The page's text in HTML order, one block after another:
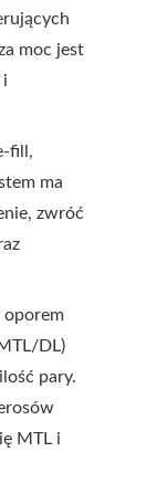
moc jest
i
fill,
ma
zwróć
oporem
DL)
pary.
MTL i